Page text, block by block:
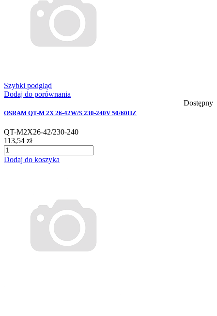
Szybki podgląd
Dodaj do porównania
Dostępny
OSRAM QT-M 2X 26-42W/S 230-240V 50/60HZ
QT-M2X26-42/230-240
113,54 zł
Dodaj do koszyka